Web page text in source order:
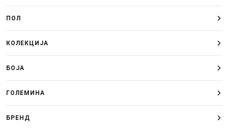
ПОЛ
КОЛЕКЦИЈА
БОЈА
ГОЛЕМИНА
БРЕНД